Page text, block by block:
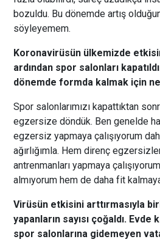
bozuldu. Bu dönemde artış
söyleyemem.
Koronavirüsün ülkemizde
ardından spor salonları
dönemde formda kalmak için
Spor salonlarımızı kapattıktan
egzersize döndük. Ben genelde
egzersiz yapmaya çalışıyorum
ağırlığımla. Hem direnç
antrenmanları yapmaya
almıyorum hem de daha fit
Virüsün etkisini arttırmasıyla
yapanların sayısı çoğaldı. Evde
spor salonlarına gidemeyen